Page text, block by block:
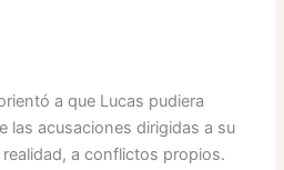
a que Lucas pudiera
las acusaciones dirigidas a su
a conflictos propios.